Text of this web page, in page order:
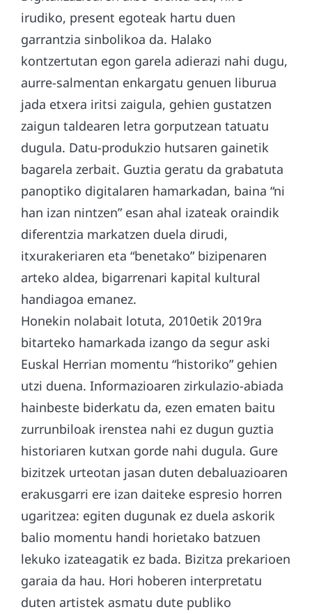
irudiko, present egoteak hartu duen
garrantzia sinbolikoa da. Halako
kontzertutan egon garela adierazi nahi dugu,
aurre-salmentan enkargatu genuen liburua
jada etxera iritsi zaigula, gehien gustatzen
zaigun taldearen letra gorputzean tatuatu
dugula. Datu-produkzio hutsaren gainetik
bagarela zerbait. Guztia geratu da grabatuta
panoptiko digitalaren hamarkadan, baina “ni
han izan nintzen” esan ahal izateak oraindik
diferentzia markatzen duela dirudi,
itxurakeriaren eta “benetako” bizipenaren
arteko aldea, bigarrenari kapital kultural
handiagoa emanez.
Honekin nolabait lotuta, 2010etik 2019ra
bitarteko hamarkada izango da segur aski
Euskal Herrian momentu “historiko” gehien
utzi duena. Informazioaren zirkulazio-abiada
hainbeste biderkatu da, ezen ematen baitu
zurrunbiloak irenstea nahi ez dugun guztia
historiaren kutxan gorde nahi dugula. Gure
bizitzek urteotan jasan duten debaluazioaren
erakusgarri ere izan daiteke espresio horren
ugaritzea: egiten dugunak ez duela askorik
balio momentu handi horietako batzuen
lekuko izateagatik ez bada. Bizitza prekarioen
garaia da hau. Hori hoberen interpretatu
duten artistek asmatu dute publiko